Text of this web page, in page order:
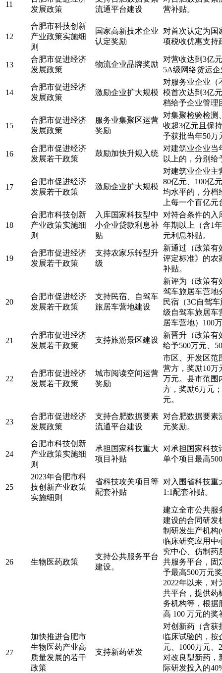
11
发展政策
流通平台建设
营补贴。
12
合肥市科技创新
产业政策实施细
则
国家高新技术企业
认定奖励
对首次认定为国
项税收优惠支持
13
合肥市促进经济
发展政策
物流企业品牌奖励
对营收达到3亿
5A级网络货运
14
合肥市促进经济
发展政策
激励企业扩大规模
对服务业企业（
模首次达到3亿
档给予企业管理
15
合肥市促进经济
发展政策
服务业集聚区运营
奖励
对集聚检验检测
收超3亿元且保
予获批当年50万
16
合肥市促进经济
发展若干政策
鼓励加快升规入统
对建筑业企业当
以上的，分别给
17
合肥市促进经济
发展若干政策
激励企业扩大规模
对建筑业企业主
80亿元、100亿
均水平的，分档
上每一个百亿元
18
合肥市科技创新
产业政策实施细
则
入库国家科技型中
小企业贷款利息补
贴
对符合条件的入
年期以上（含1
元利息补贴。
19
合肥市促进经济
发展若干政策
支持农家乐转型升
级
新通过（政策有
评定标准》的农
补贴。
20
合肥市促进经济
发展若干政策
支持民宿、自驾车
旅居车营地建设
新评为（政策有
驾车旅居车营地
民宿（3C自驾
级自驾车旅居车
居车营地）100
21
合肥市促进经济
发展若干政策
支持旅游景区建设
新晋升（政策有
给予500万元、
22
合肥市促进经济
发展若干政策
城市阅读空间运营
奖励
市区、开发区范
营方，奖励10万
万元。县市范围
方，奖励6万元
元。
23
合肥市促进经济
发展政策
支持合肥数据要素
流通平台建设
对合肥数据要素
元奖励。
24
合肥市科技创新
产业政策实施细
则
承担国家科技重大
项目补贴
对承担国家科技
单个项目最高
25
2023年合肥市科
技创新产业政策
实施细则
省科技攻关项目等
配套补贴
对入围省科技重
1:1配套补贴。
26 生物医药政策
支持公共服务平台
建设。
建立全市公共服
建设的合同研发
制研发生产机构
临床研究应用中
究中心、仿制药
共服务平台，固
予最高500万元
2022年以来，
共平台，提供药
务机构等，根据
高 100 万元的奖
27
加快推进合肥市
生物医药产业高
质量发展的若干
政策
支持新药研发
对创新药（含
临床试验的，按
元、1000万元、
对改良型新药
际研发投入的